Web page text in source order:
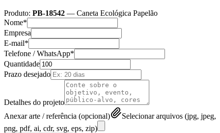
Produto: PB-18542 — Caneta Ecológica Papelão
Nome*
Empresa
E-mail*
Telefone / WhatsApp*
Quantidade
Prazo desejado
Detalhes do projeto
Anexar arte / referência (opcional)
Selecionar arquivos (jpg, jpeg,
png, pdf, ai, cdr, svg, eps, zip)